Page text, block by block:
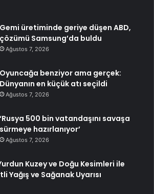
Gemi üretiminde geriye düşen ABD,
çözümü Samsung’da buldu
Ağustos 7, 2026
Oyuncağa benziyor ama gerçek:
Dünyanın en küçük atı seçildi
Ağustos 7, 2026
‘Rusya 500 bin vatandaşını savaşa
sürmeye hazırlanıyor’
Ağustos 7, 2026
Kuzey ve Doğu Kesimleri ile
Yağış ve Sağanak Uyarısı